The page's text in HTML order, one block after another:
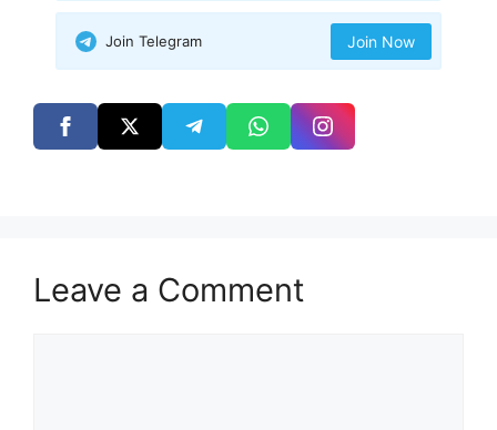
Join Telegram Join Now
Leave a Comment